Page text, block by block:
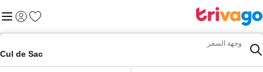
المفضلة
تسجيل
وجهة السفر
Cul de Sac